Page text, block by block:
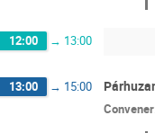
12:00 → 13:00
13:00 → 15:00
Convener